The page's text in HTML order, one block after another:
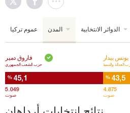
عموم تركيا المدن الدوائر الانتخابية
فاروق دمير
حزب الشعب الجمهوري
% 45,1
5.049
صوت
يونس بيدار
العدالة والتنمية
% 43,5
4.875
صوت